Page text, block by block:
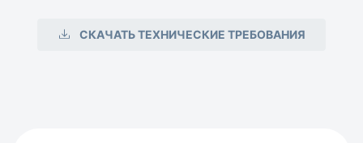
СКАЧАТЬ ТЕХНИЧЕСКИЕ ТРЕБОВАНИЯ